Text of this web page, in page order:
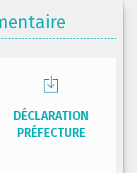
DÉCLARATION
PRÉFECTURE